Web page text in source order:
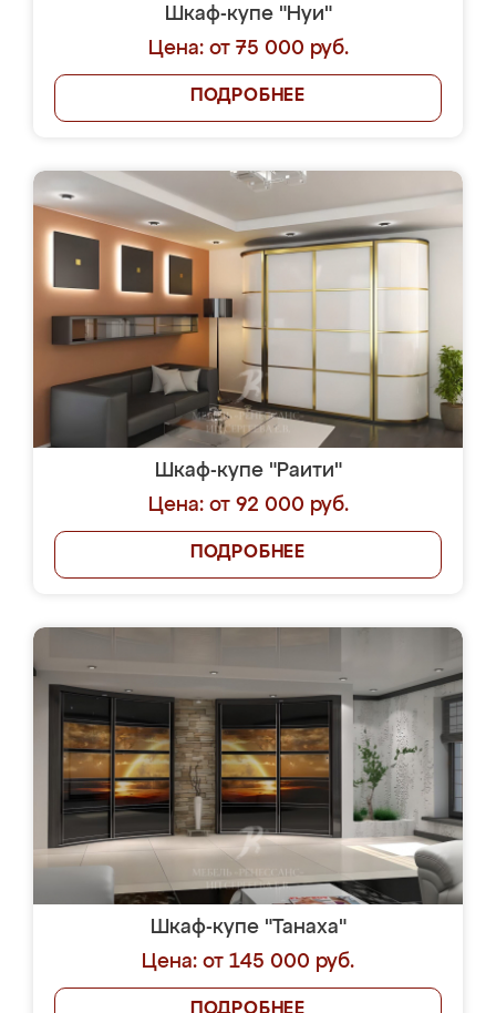
Шкаф-купе "Нуи"
Цена: от 75 000 руб.
ПОДРОБНЕЕ
Шкаф-купе "Раити"
Цена: от 92 000 руб.
ПОДРОБНЕЕ
Шкаф-купе "Танаха"
Цена: от 145 000 руб.